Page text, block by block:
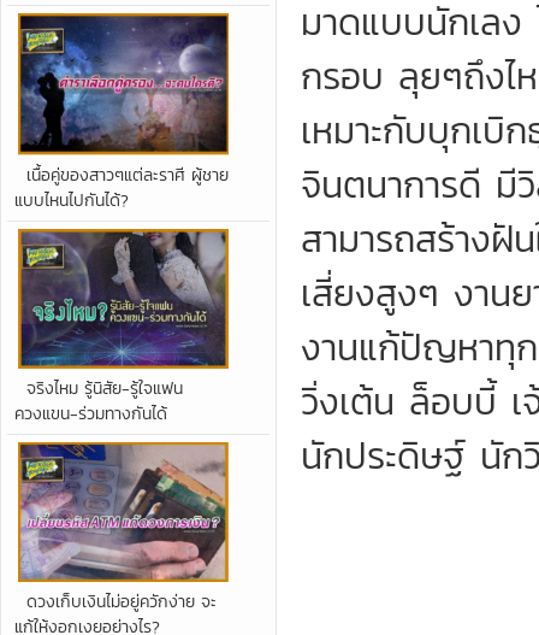
เนื้อคู่ของสาวๆแต่ละราศี ผู้ชาย
แบบไหนไปกันได้?
จริงไหม รู้นิสัย-รู้ใจแฟน
ควงแขน-ร่วมทางกันได้
ดวงเก็บเงินไม่อยู่ควักง่าย จะ
แก้ให้งอกเงยอย่างไร?
มาดแบบนักเลง
กรอบ ลุยๆถึงไ
เหมาะกับบุกเบิ
จินตนาการดี มี
สามารถสร้างฝั
เสี่ยงสูงๆ งาน
งานแก้ปัญหาทุ
วิ่งเต้น ล็อบบี้ เ
นักประดิษฐ์ นัก